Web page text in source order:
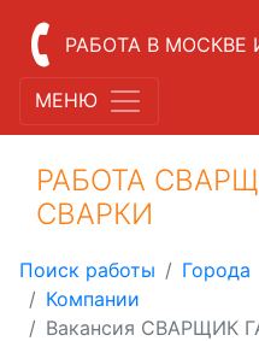
РАБОТА В МОСКВЕ
МЕНЮ
РАБОТА
СВАРКИ
Поиск работы Города
Компании
Вакансия СВАРЩИК